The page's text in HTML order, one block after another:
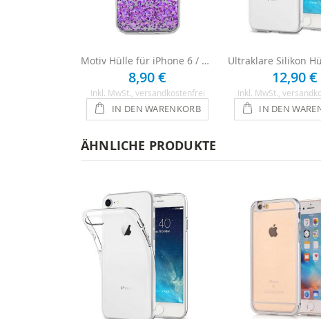
Motiv Hülle für iPhone 6 / 6s - Lila Herzen
8,90 €
Inkl. MwSt. , versandkostenfrei
IN DEN WARENKORB
12,90 €
Inkl. MwSt. ,
IN DEN
ÄHNLICHE PRODUKTE